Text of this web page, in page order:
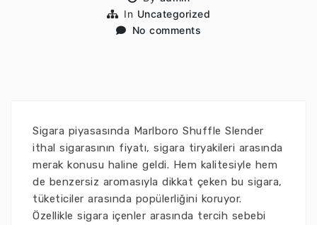
In Uncategorized
No comments
Sigara piyasasında Marlboro Shuffle Slender
ithal sigarasının fiyatı, sigara tiryakileri arasında
merak konusu haline geldi. Hem kalitesiyle hem
de benzersiz aromasıyla dikkat çeken bu sigara,
tüketiciler arasında popülerliğini koruyor.
Özellikle sigara içenler arasında tercih sebebi